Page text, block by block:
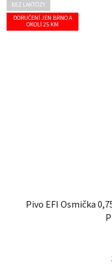
BEZ LAKTÓZY
DORUČENÍ JEN BRNO A
OKOLÍ 25 KM
Pivo EFI Osmička